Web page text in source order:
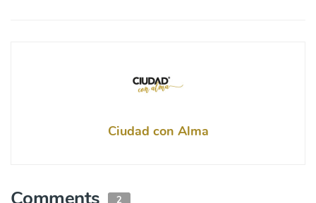
Ciudad con Alma
2